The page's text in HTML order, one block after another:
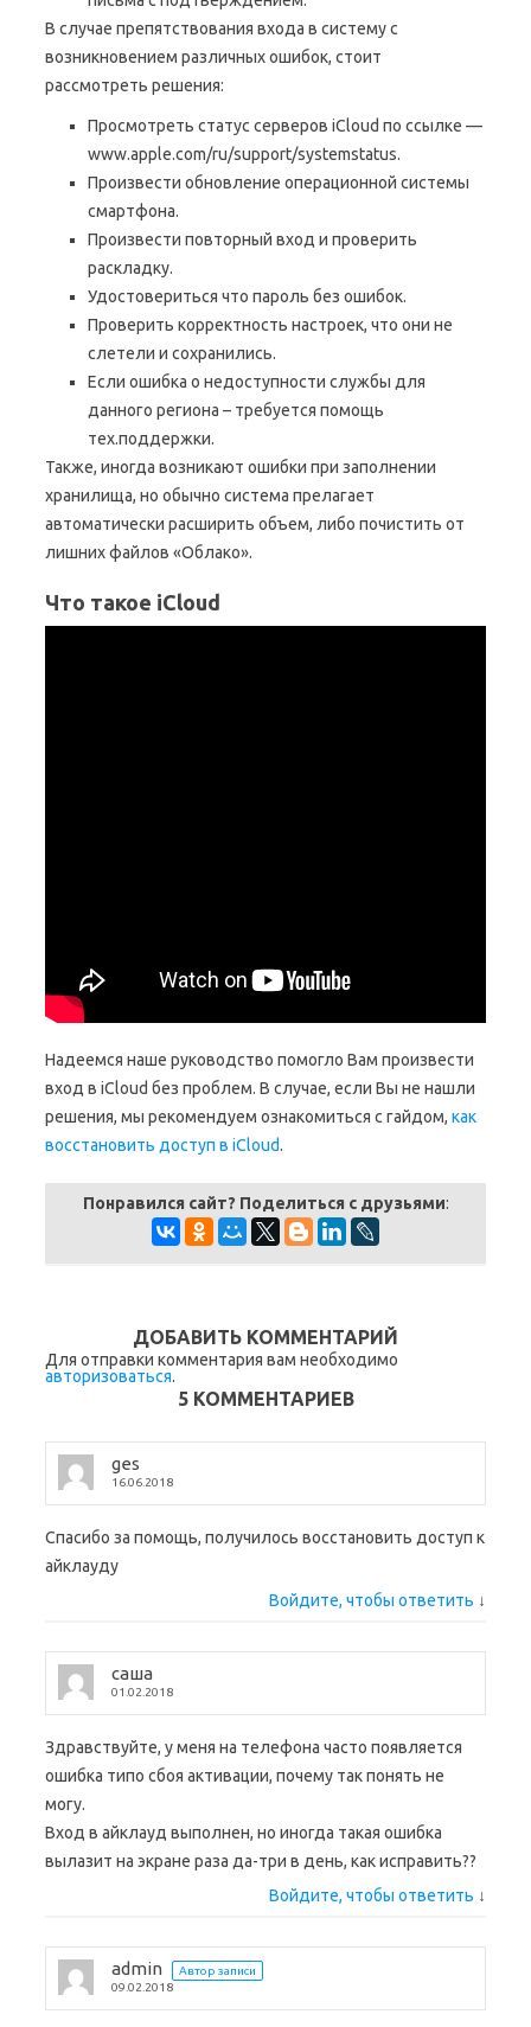
В случае препятствования входа в систему с
возникновением различных ошибок, стоит
рассмотреть решения:
Просмотреть статус серверов iCloud по ссылке —
www.apple.com/ru/support/systemstatus.
Произвести обновление операционной системы
смартфона.
Произвести повторный вход и проверить
раскладку.
Удостовериться что пароль без ошибок.
Проверить корректность настроек, что они не
слетели и сохранились.
Если ошибка о недоступности службы для
данного региона – требуется помощь
тех.поддержки.
Также, иногда возникают ошибки при заполнении
хранилища, но обычно система прелагает
автоматически расширить объем, либо почистить от
лишних файлов «Облако».
Что такое iCloud
Надеемся наше руководство помогло Вам произвести
вход в iCloud без проблем. В случае, если Вы не нашли
решения, мы рекомендуем ознакомиться с гайдом, как
восстановить доступ в iCloud.
Понравился сайт? Поделиться с друзьями:
ДОБАВИТЬ КОММЕНТАРИЙ
Для отправки комментария вам необходимо
авторизоваться.
5 КОММЕНТАРИЕВ
ges
16.06.2018
Спасибо за помощь, получилось восстановить доступ к
айклауду
Войдите, чтобы ответить ↓
саша
01.02.2018
Здравствуйте, у меня на телефона часто появляется
ошибка типо сбоя активации, почему так понять не
могу.
Вход в айклауд выполнен, но иногда такая ошибка
вылазит на экране раза да-три в день, как исправить??
Войдите, чтобы ответить ↓
admin
Автор записи
09.02.2018